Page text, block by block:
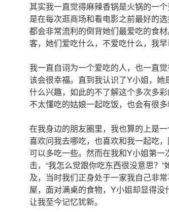
其实我一直觉得麻辣香锅是火锅的一
是在每次逛商场和看电影之前最好的
都会非常流利的倒背她们最爱吃的食
客，她们爱吃什么，不爱吃什么，我早
我一直自诩为一个爱吃的人，也一直
该会很幸福。直到我认识了Y小姐，
什么兴趣，如此的不了解这个多次多
不太懂吃的姑娘一起吃饭，也会有很多
在我身边的朋友圈里，我也算的上是
喜欢问我去哪吃，也喜欢和我一起吃
可以多吃一些。然而在我和Y小姐第
击，“我怎么觉跟你吃东西很没意思？
及，当时我们正身处于一家我自己非
屋，面对满桌的食物，Y小姐却显得没
让我至今记忆犹新。